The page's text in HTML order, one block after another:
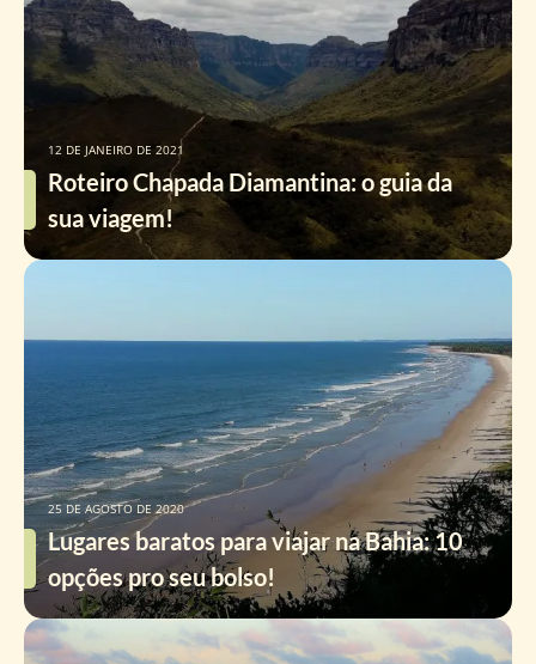
Roteiro Chapada Diamantina: o guia da
sua viagem!
12 DE JANEIRO DE 2021
Lugares baratos para viajar na Bahia: 10
opções pro seu bolso!
25 DE AGOSTO DE 2020